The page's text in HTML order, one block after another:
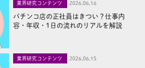
業界研究コンテンツ 2026,06,16
パチンコ店の正社員はきつい？仕事内
容・年収・1日の流れのリアルを解説
業界研究コンテンツ 2026,06,15